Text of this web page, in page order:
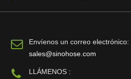
Envíenos un correo electrónico:
sales@sinohose.com
LLÁMENOS :